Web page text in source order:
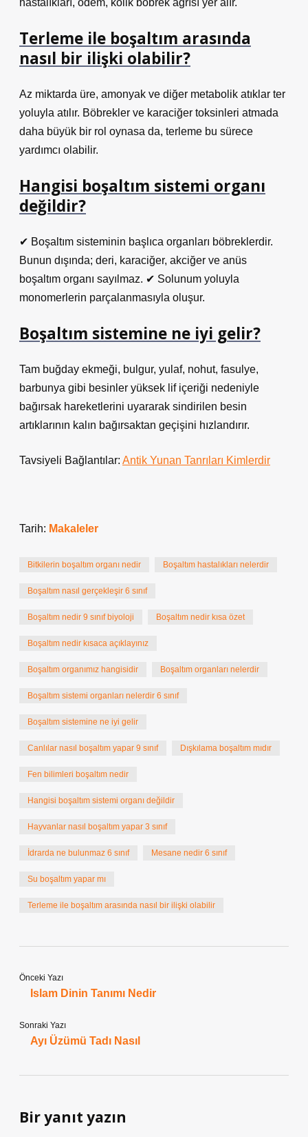
hastalıkları, ödem, kolik böbrek ağrısı yer alır.
Terleme ile boşaltım arasında
nasıl bir ilişki olabilir?
Az miktarda üre, amonyak ve diğer metabolik atıklar ter
yoluyla atılır. Böbrekler ve karaciğer toksinleri atmada
daha büyük bir rol oynasa da, terleme bu sürece
yardımcı olabilir.
Hangisi boşaltım sistemi organı
değildir?
✔ Boşaltım sisteminin başlıca organları böbreklerdir.
Bunun dışında; deri, karaciğer, akciğer ve anüs
boşaltım organı sayılmaz. ✔ Solunum yoluyla
monomerlerin parçalanmasıyla oluşur.
Boşaltım sistemine ne iyi gelir?
Tam buğday ekmeği, bulgur, yulaf, nohut, fasulye,
barbunya gibi besinler yüksek lif içeriği nedeniyle
bağırsak hareketlerini uyararak sindirilen besin
artıklarının kalın bağırsaktan geçişini hızlandırır.
Tavsiyeli Bağlantılar: Antik Yunan Tanrıları Kimlerdir
Tarih: Makaleler
Bitkilerin boşaltım organı nedir Boşaltım hastalıkları nelerdir
Boşaltım nasıl gerçekleşir 6 sınıf
Boşaltım nedir 9 sınıf biyoloji Boşaltım nedir kısa özet
Boşaltım nedir kısaca açıklayınız
Boşaltım organımız hangisidir Boşaltım organları nelerdir
Boşaltım sistemi organları nelerdir 6 sınıf
Boşaltım sistemine ne iyi gelir
Canlılar nasıl boşaltım yapar 9 sınıf Dışkılama boşaltım mıdır
Fen bilimleri boşaltım nedir
Hangisi boşaltım sistemi organı değildir
Hayvanlar nasıl boşaltım yapar 3 sınıf
İdrarda ne bulunmaz 6 sınıf Mesane nedir 6 sınıf
Su boşaltım yapar mı
Terleme ile boşaltım arasında nasıl bir ilişki olabilir
Önceki Yazı
Islam Dinin Tanımı Nedir
Sonraki Yazı
Ayı Üzümü Tadı Nasıl
Bir yanıt yazın